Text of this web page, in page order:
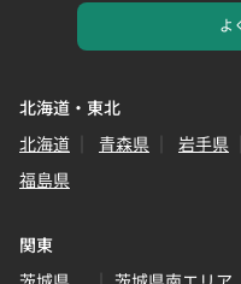
よ
北海道・東北
北海道
青森県 岩手県
福島県
関東